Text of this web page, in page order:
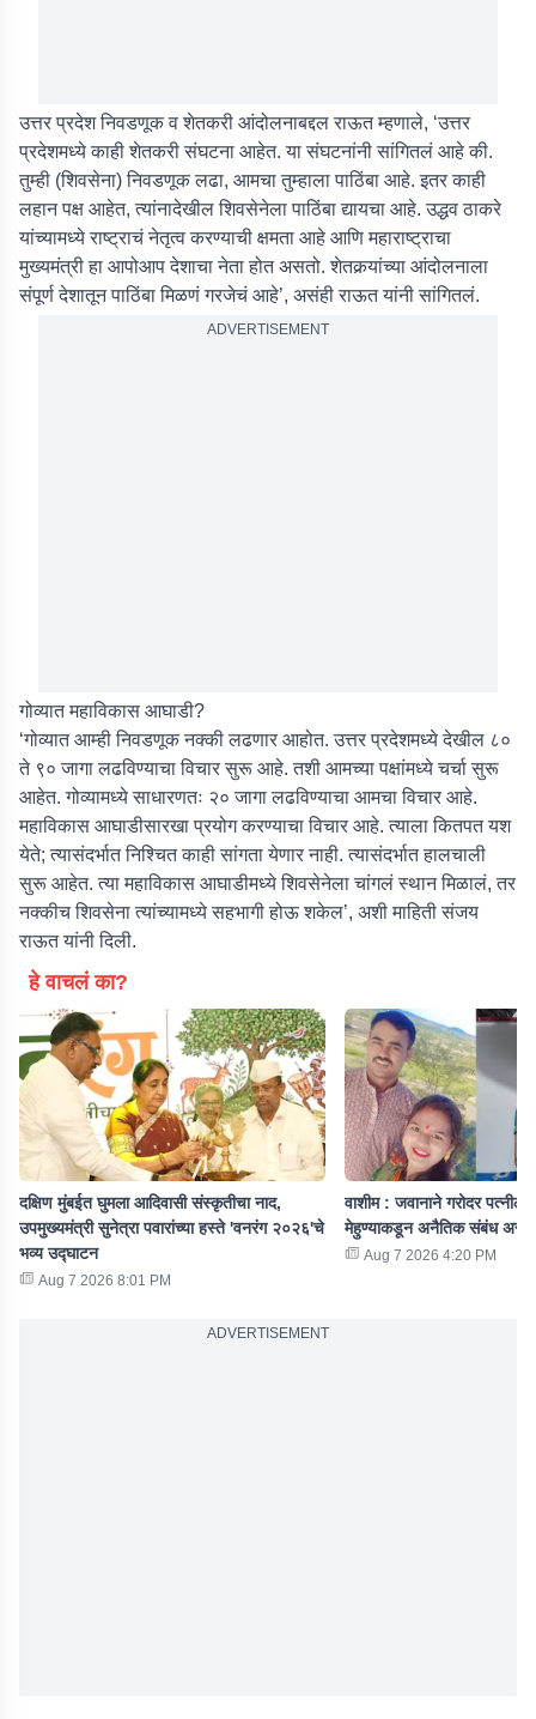
उत्तर प्रदेश निवडणूक व शेतकरी आंदोलनाबद्दल राऊत म्हणाले, ‘उत्तर
प्रदेशमध्ये काही शेतकरी संघटना आहेत. या संघटनांनी सांगितलं आहे की.
तुम्ही (शिवसेना) निवडणूक लढा, आमचा तुम्हाला पाठिंबा आहे. इतर काही
लहान पक्ष आहेत, त्यांनादेखील शिवसेनेला पाठिंबा द्यायचा आहे. उद्धव ठाकरे
यांच्यामध्ये राष्ट्राचं नेतृत्व करण्याची क्षमता आहे आणि महाराष्ट्राचा
मुख्यमंत्री हा आपोआप देशाचा नेता होत असतो. शेतकर्‍यांच्या आंदोलनाला
संपूर्ण देशातून पाठिंबा मिळणं गरजेचं आहे’, असंही राऊत यांनी सांगितलं.
ADVERTISEMENT
गोव्यात महाविकास आघाडी?
‘गोव्यात आम्ही निवडणूक नक्की लढणार आहोत. उत्तर प्रदेशमध्ये देखील ८०
ते ९० जागा लढविण्याचा विचार सुरू आहे. तशी आमच्या पक्षांमध्ये चर्चा सुरू
आहेत. गोव्यामध्ये साधारणतः २० जागा लढविण्याचा आमचा विचार आहे.
महाविकास आघाडीसारखा प्रयोग करण्याचा विचार आहे. त्याला कितपत यश
येते; त्यासंदर्भात निश्चित काही सांगता येणार नाही. त्यासंदर्भात हालचाली
सुरू आहेत. त्या महाविकास आघाडीमध्ये शिवसेनेला चांगलं स्थान मिळालं, तर
नक्कीच शिवसेना त्यांच्यामध्ये सहभागी होऊ शकेल’, अशी माहिती संजय
राऊत यांनी दिली.
हे वाचलं का?
दक्षिण मुंबईत घुमला आदिवासी संस्कृतीचा नाद,
उपमुख्यमंत्री सुनेत्रा पवारांच्या हस्ते 'वनरंग २०२६'चे
भव्य उद्घाटन
Aug 7 2026 8:01 PM
वाशीम : जवानाने गरोदर
मेहुण्याकडून अनैतिक संबंध
Aug 7 2026 4:20 PM
ADVERTISEMENT